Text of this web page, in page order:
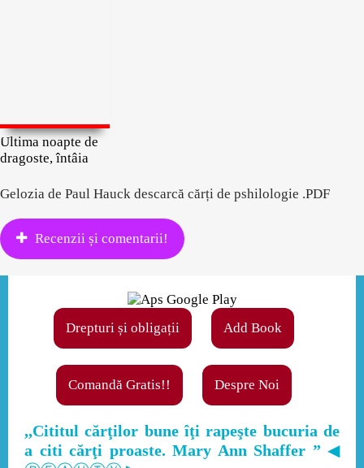
Ultima noapte de
dragoste, întâia
Gelozia de Paul Hauck descarcă cărți de pshilologie .PDF
Recenzii și comentarii!
Drepturi și obligații Add Book
Comandă Gratis!! Despre Noi
,,Cititul cărţilor bune îţi rapeşte bucuria de
a citi cărţi proaste. Mary Ann Shaffer ” ◀